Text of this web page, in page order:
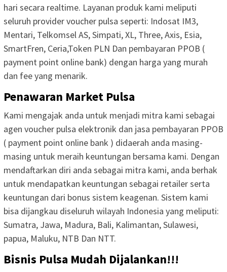
hari secara realtime. Layanan produk kami meliputi
seluruh provider voucher pulsa seperti: Indosat IM3,
Mentari, Telkomsel AS, Simpati, XL, Three, Axis, Esia,
SmartFren, Ceria,Token PLN Dan pembayaran PPOB (
payment point online bank) dengan harga yang murah
dan fee yang menarik.
Penawaran Market Pulsa
Kami mengajak anda untuk menjadi mitra kami sebagai
agen voucher pulsa elektronik dan jasa pembayaran PPOB
( payment point online bank ) didaerah anda masing-
masing untuk meraih keuntungan bersama kami. Dengan
mendaftarkan diri anda sebagai mitra kami, anda berhak
untuk mendapatkan keuntungan sebagai retailer serta
keuntungan dari bonus sistem keagenan. Sistem kami
bisa dijangkau diseluruh wilayah Indonesia yang meliputi:
Sumatra, Jawa, Madura, Bali, Kalimantan, Sulawesi,
papua, Maluku, NTB Dan NTT.
Bisnis Pulsa Mudah Dijalankan!!!